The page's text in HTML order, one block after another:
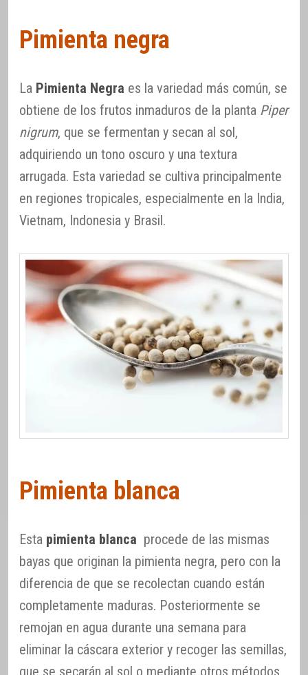
Pimienta negra
La Pimienta Negra es la variedad más común, se
obtiene de los frutos inmaduros de la planta Piper
nigrum, que se fermentan y secan al sol,
adquiriendo un tono oscuro y una textura
arrugada. Esta variedad se cultiva principalmente
en regiones tropicales, especialmente en la India,
Vietnam, Indonesia y Brasil.
Pimienta blanca
Esta pimienta blanca procede de las mismas
bayas que originan la pimienta negra, pero con la
diferencia de que se recolectan cuando están
completamente maduras. Posteriormente se
remojan en agua durante una semana para
eliminar la cáscara exterior y recoger las semillas,
que se secarán al sol o mediante otros métodos